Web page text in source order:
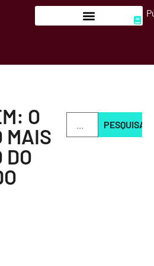
O
MAIS
DO
PESQUISAR